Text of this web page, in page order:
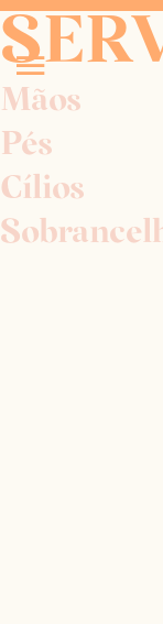
Mãos
Pés
Cílios